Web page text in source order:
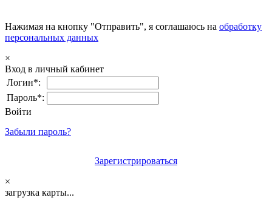
Нажимая на кнопку "Отправить", я соглашаюсь на обработку
персональных данных
×
Вход в личный кабинет
Логин*:
Пароль*:
Войти
Забыли пароль?
Зарегистрироваться
×
загрузка карты...